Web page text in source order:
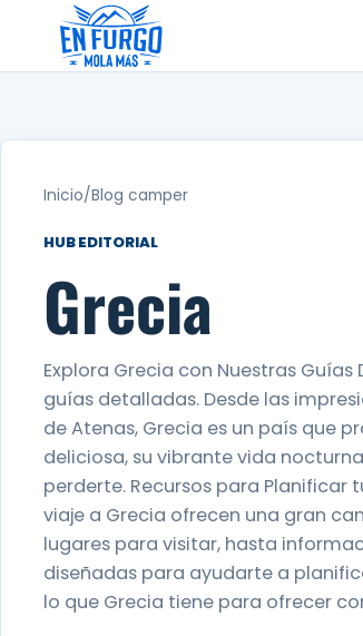
contenido
Inicio/Blog camper
HUB EDITORIAL
Grecia
Explora Grecia con Nuestras
guías detalladas. Desde las
de Atenas, Grecia es un país que
deliciosa, su vibrante vida
perderte. Recursos para Planificar
viaje a Grecia ofrecen una gran
lugares para visitar, hasta
diseñadas para ayudarte a
lo que Grecia tiene para ofrecer